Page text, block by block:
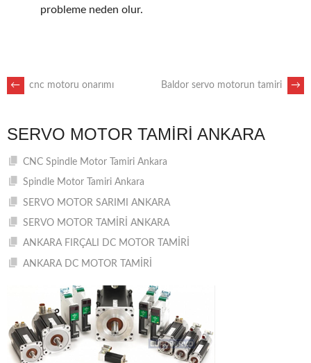
probleme neden olur.
POST
NAVIGATION
← cnc motoru onarımı Baldor servo motorun tamiri →
SERVO MOTOR TAMIRI ANKARA
CNC Spindle Motor Tamiri Ankara
Spindle Motor Tamiri Ankara
SERVO MOTOR SARIMI ANKARA
SERVO MOTOR TAMİRİ ANKARA
ANKARA FIRÇALI DC MOTOR TAMİRİ
ANKARA DC MOTOR TAMİRİ